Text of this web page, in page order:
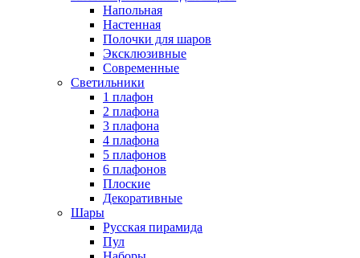
Напольная
Настенная
Полочки для шаров
Эксклюзивные
Современные
Светильники
1 плафон
2 плафона
3 плафона
4 плафона
5 плафонов
6 плафонов
Плоские
Декоративные
Шары
Русская пирамида
Пул